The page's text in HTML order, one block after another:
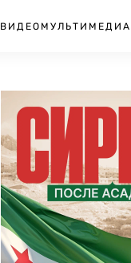
ВИДЕО МУЛЬТИМЕДИА